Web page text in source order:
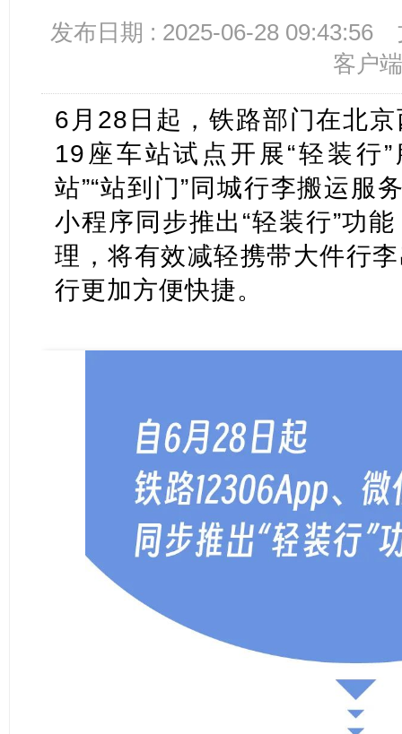
发布日期 : 2025-06-28 09:43:56
客户端
6月28日起，铁路部门在北
19座车站试点开展“轻装行
站”“站到门”同城行李搬运服
小程序同步推出“轻装行”功
理，将有效减轻携带大件行
行更加方便快捷。